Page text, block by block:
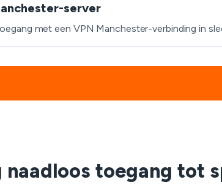
server
met een VPN Manchester-verbinding in
naadloos toegang tot